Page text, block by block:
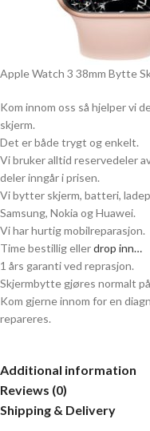
Apple Watch 3 38mm Bytte
Kom innom oss så hjelper vi
skjerm.
Det er både trygt og enkelt.
Vi bruker alltid reservedeler
deler inngår i prisen.
Vi bytter skjerm, batteri,
Samsung, Nokia og Huawei.
Vi har hurtig mobilreparasjon.
Time bestillig ellerdrop inn…
1 års garanti ved reprasjon.
Skjermbytte gjøres normalt
Kom gjerne innom for en
repareres.
Additional information
Reviews (0)
Shipping & Delivery